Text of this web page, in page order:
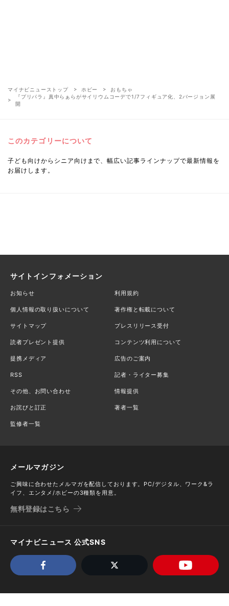
マイナビニューストップ ホビー
おもちゃ
『プリパラ』真中らぁらがサイリウムコーデで1/7フィギュア化、2バージョン展
開
このカテゴリーについて
子ども向けからシニア向けまで、幅広い記事ラインナップで最新情報を
お届けします。
サイトインフォメーション
お知らせ 利用規約
個人情報の取り扱いについて 著作権と転載について
サイトマップ プレスリリース受付
読者プレゼント提供 コンテンツ利用について
提携メディア 広告のご案内
RSS 記者・ライター募集
その他、お問い合わせ 情報提供
お詫びと訂正 著者一覧
監修者一覧
メールマガジン
ご興味に合わせたメルマガを配信しております。PC/デジタル、ワーク&ラ
イフ、エンタメ/ホビーの3種類を用意。
無料登録はこちら
マイナビニュース 公式SNS